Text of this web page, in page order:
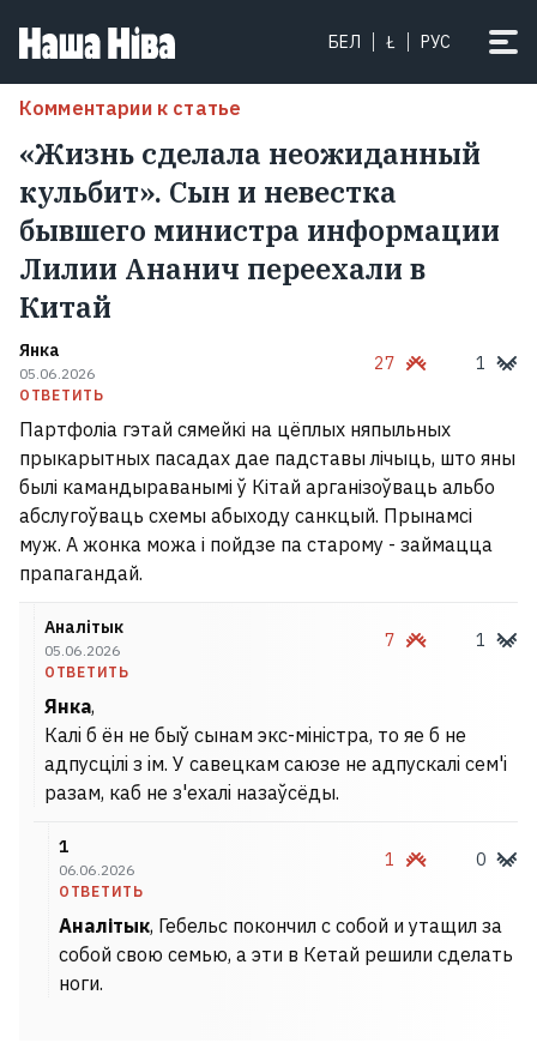
БЕЛ Ł РУС
Комментарии к статье
«Жизнь сделала неожиданный
кульбит». Сын и невестка
бывшего министра информации
Лилии Ананич переехали в
Китай
Янка
05.06.2026
ОТВЕТИТЬ
27 1
Партфоліа гэтай сямейкі на цёплых няпыльных
прыкарытных пасадах дае падставы лічыць, што яны
былі камандыраванымі ў Кітай арганізоўваць альбо
абслугоўваць схемы абыходу санкцый. Прынамсі
муж. А жонка можа і пойдзе па старому - займацца
прапагандай.
Аналiтык
05.06.2026
ОТВЕТИТЬ
7 1
Янка,
Калi б ён не быў сынам экс-мiнiстра, то яе б не
адпусцiлi з iм. У савецкам саюзе не адпускалi сем'i
разам, каб не з'ехалi назаўсёды.
1
06.06.2026
ОТВЕТИТЬ
1 0
Аналiтык, Гебельс покончил с собой и утащил за
собой свою семью, а эти в Кетай решили сделать
ноги.